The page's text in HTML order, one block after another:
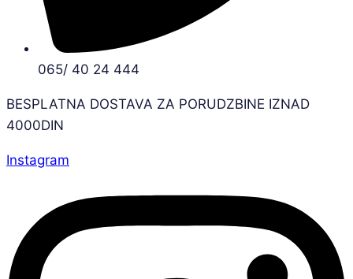
065/ 40 24 444
BESPLATNA DOSTAVA ZA PORUDZBINE IZNAD
4000DIN
Instagram